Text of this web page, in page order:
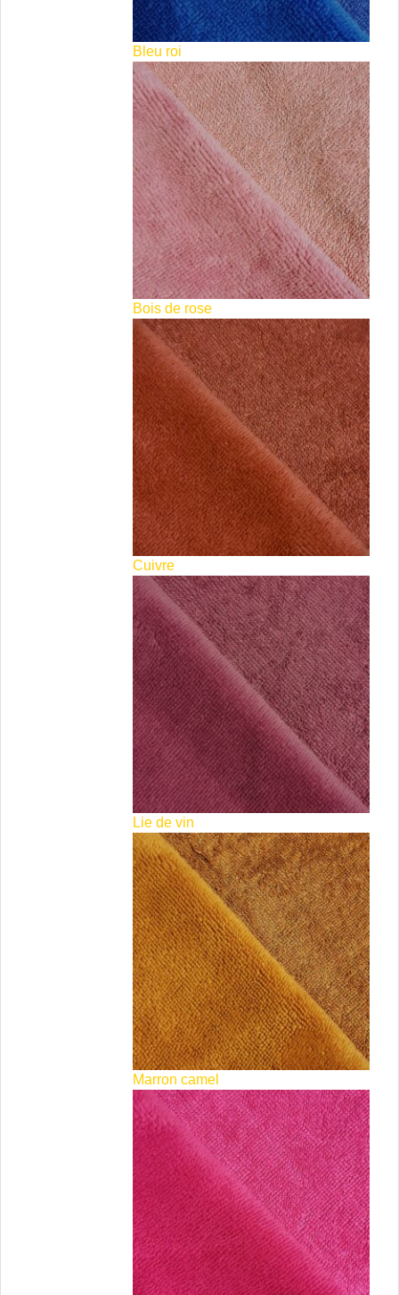
Bleu roi
Bois de rose
Cuivre
Lie de vin
Marron camel